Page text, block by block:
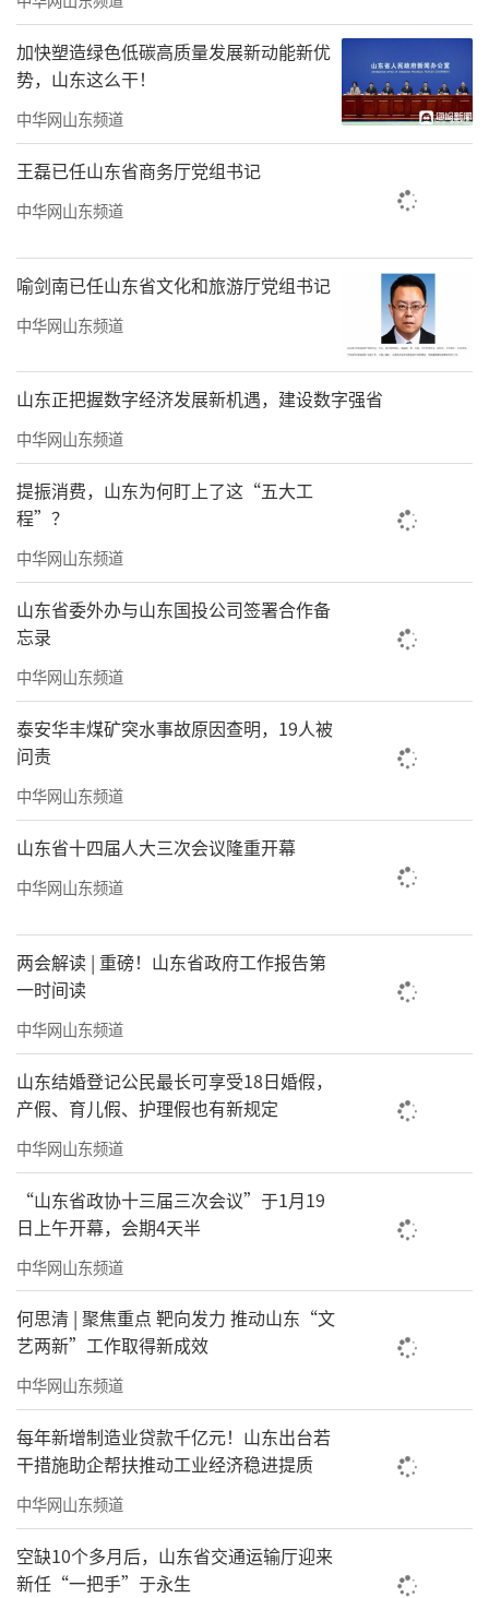
可协议、中止调查以及终止调查等。
三是明确不适用证券期货行政执法当事人
承诺的情形。
四是明确承诺金的使用和管理方式，规定
投资者因当事人涉嫌违法行为遭受损失的，可
过依法对当事人提起民事赔偿诉讼等其他途径
获得赔偿；已通过其他途径获得赔偿的，不得
就已获得赔偿的部分向承诺金管理机构申请赔
偿。
五是明确监督制约机制，包括：证券期货
行政执法当事人承诺工作办理部门与调查部门
相互独立；证监会建立集体决策制度，讨论决
定重大事项，并经相关负责人批准后执行；负
责证券期货行政执法当事人承诺工作的人员应
当遵守相关工作纪律和回避规定；对于违背诚
信原则的证券期货行政执法当事人实施相应的
信用惩戒措施等。
关键点四：负面清单+正面清单，明确适用
范围
《办法》明确，当事人可以申请适用行政
执法当事人承诺的时间环节，为当事人自收到
证监会案件调查法律文书后至证监会作出行政
处罚决定之前。证监会应当在送达当事人的案
件调查法律文书中告知其有权依法申请适用行
政执法当事人承诺。包括：当事人因证券期货
犯罪被判处刑罚或者被行政处罚，未逾一定年
限；涉嫌证券期货犯罪依法应当移送司法机关
处理；涉嫌证券期货违法行为情节严重、社会
影响恶劣；没有新事实、新理由就同一案件再
次提出申请，或者因自身原因未履行或者未完
全履行承诺，就同一案件再次提出申请，以及
证监会基于审慎监管原则认为不适用行政执法
当事人承诺的其他情形。
证监会发布的《规定》从正面对适用范围
作了进一步限定，明确行政执法当事人承诺主
要解决：调查取证存在较大困难、法律适用存
在较大困难，以及能够更为及时有效地赔付投
资者损失，实现监管效能等案件。
关键点五：当事人完全履行承诺可终止调
查
加快塑造绿色低碳高质量发展新动能新优
势，山东这么干！
中华网山东频道
王磊已任山东省商务厅党组书记
中华网山东频道
喻剑南已任山东省文化和旅游厅党组书记
中华网山东频道
山东正把握数字经济发展新机遇，建设数字强省
中华网山东频道
提振消费，山东为何盯上了这“五大工
程”？
中华网山东频道
山东省委外办与山东国投公司签署合作备
忘录
中华网山东频道
泰安华丰煤矿突水事故原因查明，19人被
问责
中华网山东频道
山东省十四届人大三次会议隆重开幕
中华网山东频道
两会解读 | 重磅！山东省政府工作报告第
一时间读
中华网山东频道
山东结婚登记公民最长可享受18日婚假，
产假、育儿假、护理假也有新规定
中华网山东频道
“山东省政协十三届三次会议”于1月19
日上午开幕，会期4天半
中华网山东频道
何思清 | 聚焦重点 靶向发力 推动山东“文
艺两新”工作取得新成效
中华网山东频道
每年新增制造业贷款千亿元！山东出台若
干措施助企帮扶推动工业经济稳进提质
中华网山东频道
空缺10个多月后，山东省交通运输厅迎来
新任“一把手”于永生